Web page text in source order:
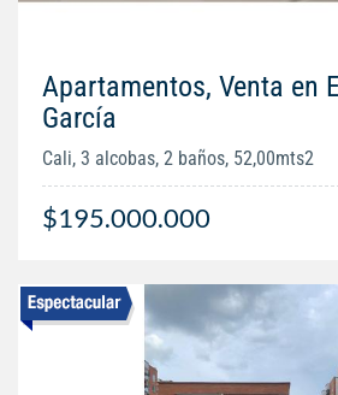
Apartamentos, Venta en
García
Cali, 3 alcobas, 2 baños, 52,00mts2
$195.000.000